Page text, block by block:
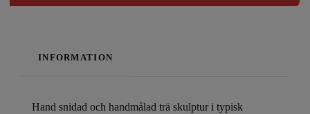
INFORMATION
Hand snidad och handmålad trä skulptur i typisk